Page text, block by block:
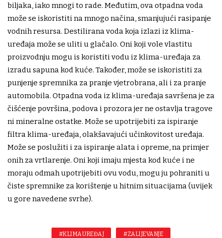
biljaka, iako mnogi to rade. Međutim, ova otpadna voda
može se iskoristiti na mnogo načina, smanjujući rasipanje
vodnih resursa. Destilirana voda koja izlazi iz klima-
uređaja može se uliti u glačalo. Oni koji vole vlastitu
proizvodnju mogu is koristiti vodu iz klima-uređaja za
izradu sapuna kod kuće. Također, može se iskoristiti za
punjenje spremnika za pranje vjetrobrana, ali i za pranje
automobila. Otpadna voda iz klima-uređaja savršena je za
čišćenje površina, podova i prozora jer ne ostavlja tragove
ni mineralne ostatke. Može se upotrijebiti za ispiranje
filtra klima-uređaja, olakšavajući učinkovitost uređaja.
Može se poslužiti i za ispiranje alata i opreme, na primjer
onih za vrtlarenje. Oni koji imaju mjesta kod kuće i ne
moraju odmah upotrijebiti ovu vodu, mogu ju pohraniti u
čiste spremnike za korištenje u hitnim situacijama (uvijek
u gore navedene svrhe).
#KLIMA UREĐAJ #ZALIJEVANJE